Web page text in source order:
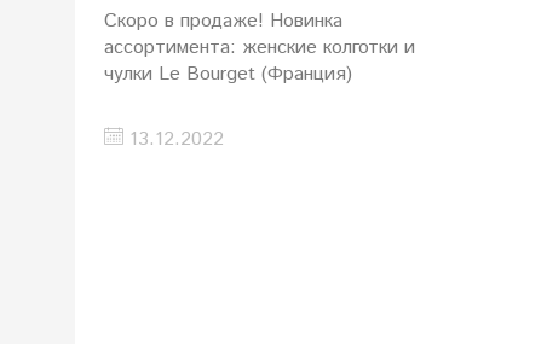
Скоро в продаже! Новинка
ассортимента: женские колготки и
чулки Le Bourget (Франция)
13.12.2022